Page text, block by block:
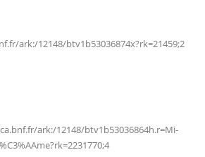
ark:/12148/btv1b53036874x?rk=21459;2
ark:/12148/btv1b53036864h.r=Mi-